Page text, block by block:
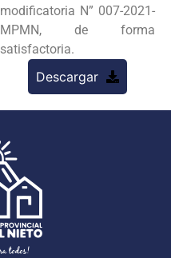
modificatoria N” 007-2021-
MPMN, de forma
satisfactoria.
Descargar